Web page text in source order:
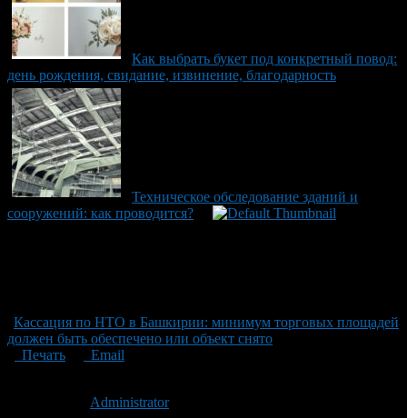
Как выбрать букет под конкретный повод:
день рождения, свидание, извинение, благодарность
Техническое обследование зданий и
сооружений: как проводится?
Кассация по НТО в Башкирии: минимум торговых площадей
должен быть обеспечено или объект снято
Печать
Email
Administrator